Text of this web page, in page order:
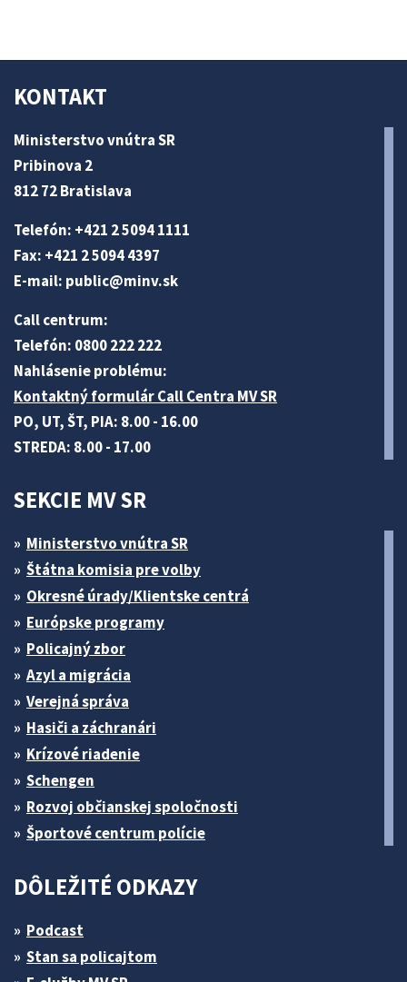
KONTAKT
Ministerstvo vnútra SR
Pribinova 2
812 72 Bratislava
Telefón: +421 2 5094 1111
Fax: +421 2 5094 4397
E-mail: public@minv.sk
Call centrum:
Telefón: 0800 222 222
Nahlásenie problému:
Kontaktný formulár Call Centra MV SR
PO, UT, ŠT, PIA: 8.00 - 16.00
STREDA: 8.00 - 17.00
SEKCIE MV SR
Ministerstvo vnútra SR
Štátna komisia pre volby
Okresné úrady/Klientske centrá
Európske programy
Policajný zbor
Azyl a migrácia
Verejná správa
Hasiči a záchranári
Krízové riadenie
Schengen
Rozvoj občianskej spoločnosti
Športové centrum polície
DÔLEŽITÉ ODKAZY
Podcast
Stan sa policajtom